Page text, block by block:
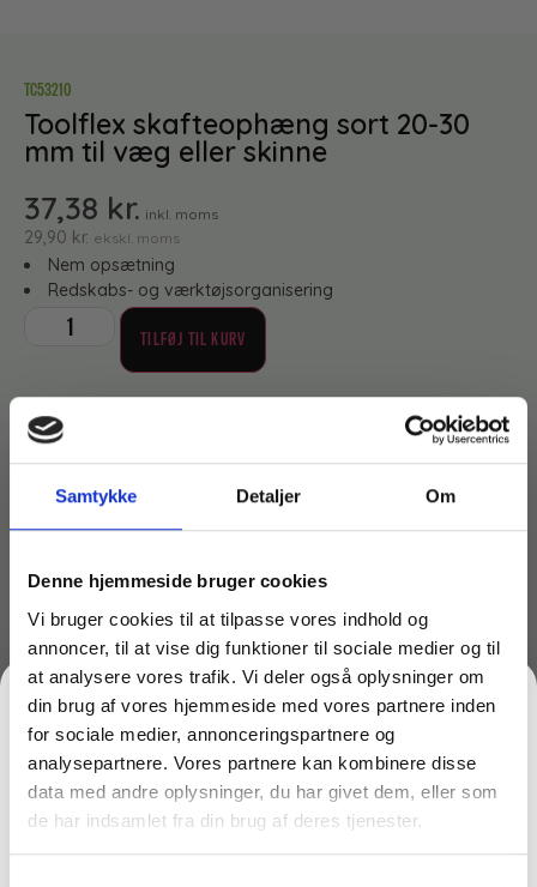
Samtykke Detaljer Om
Denne hjemmeside bruger cookies
Vi bruger cookies til at tilpasse vores indhold og
annoncer, til at vise dig funktioner til sociale medier og til
at analysere vores trafik. Vi deler også oplysninger om
din brug af vores hjemmeside med vores partnere inden
for sociale medier, annonceringspartnere og
analysepartnere. Vores partnere kan kombinere disse
data med andre oplysninger, du har givet dem, eller som
de har indsamlet fra din brug af deres tjenester.
TC53210
Toolflex skafteophæng sort 20-30
mm til væg eller skinne
37,38 kr. inkl. moms
29,90 kr. ekskl. moms
Nem opsætning
Redskabs- og værktøjsorganisering
TILFØJ TIL KURV
Lagervare til omgående levering
Toolflex skafteophæng 20-30mm sort plast til væg-
eller skinnemontering
Bredde 7,2, længde 6,3 cm, højde 3,5 cm
Måske er du også interesseret i følgende
produkter:
Du kunne også være interesseret i…
FÅ 10% PÅ DIN FØRSTE ORDRE